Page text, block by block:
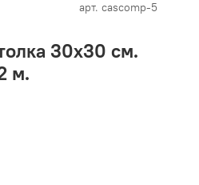
арт. cascomp-5
30х30 см.
м.